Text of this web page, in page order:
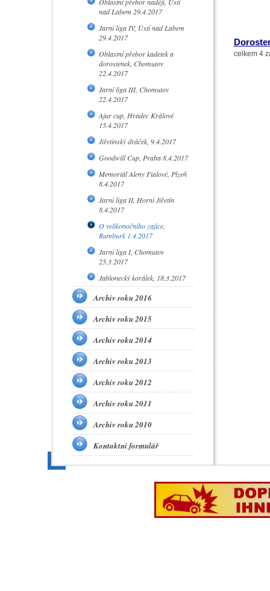
celkem 4
nad Labem 29.4.2017
Jarní liga IV, Ústí nad Labem
29.4.2017
Oblastní přebor kadetek a
dorostenek, Chomutov
22.4.2017
Jarní liga III, Chomutov
22.4.2017
Ajur cup, Hradec Králové
15.4.2017
Jiřetínský dráček, 9.4.2017
Goodwill Cup, Praha 8.4.2017
Memoriál Aleny Fialové, Plzeň
8.4.2017
Jarní liga II, Horní Jiřetín
8.4.2017
O velikonočního zajíce,
Rumburk 1.4.2017
Jarní liga I, Chomutov
25.3.2017
Jablonecký korálek, 18.3.2017
Archiv roku 2016
Archiv roku 2015
Archiv roku 2014
Archiv roku 2013
Archiv roku 2012
Archiv roku 2011
Archiv roku 2010
Kontaktní formulář